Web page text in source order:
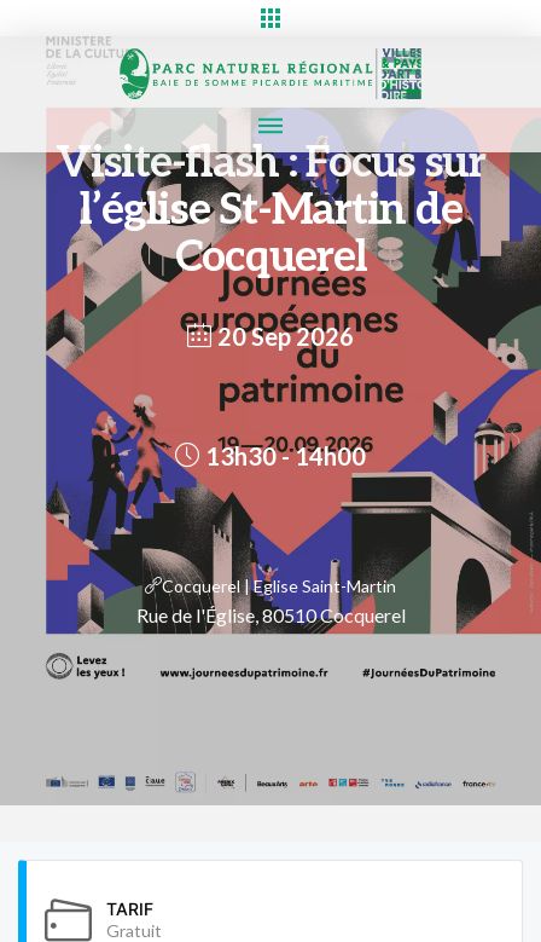
Visite-flash : Focus sur
l’église St-Martin de
Cocquerel
20 Sep 2026
13h30 - 14h00
Cocquerel | Eglise Saint-Martin
Rue de l'Église, 80510 Cocquerel
TARIF
Gratuit